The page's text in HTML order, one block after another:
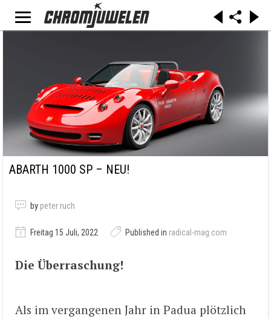
ABARTH 1000 SP – NEU!
by peter ruch
Freitag 15 Juli, 2022 Published in radical-mag.com
Die Überraschung!
Als im vergangenen Jahr in Padua plötzlich